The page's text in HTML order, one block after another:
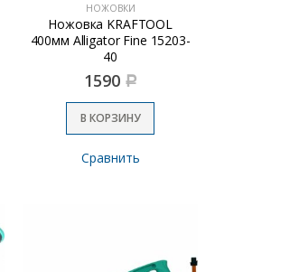
НОЖОВКИ
Ножовка KRAFTOOL
400мм Alligator Fine 15203-
40
1590 Р
В КОРЗИНУ
Сравнить